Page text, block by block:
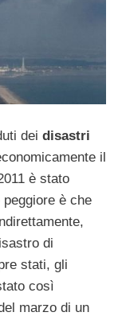
dei disastri
il
è stato
è che
di
stati, gli
così
marzo di un